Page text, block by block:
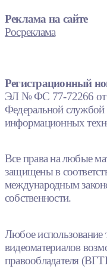
Реклама на сайте
Росреклама
Регистрационный
ЭЛ № ФС 77-72266 от
Федеральной службой
информационных
Все права на любые
защищены в
международным
собственности.
Любое использование
видеоматериалов
правообладателя